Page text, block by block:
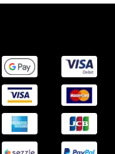
the store but they
From what I read in